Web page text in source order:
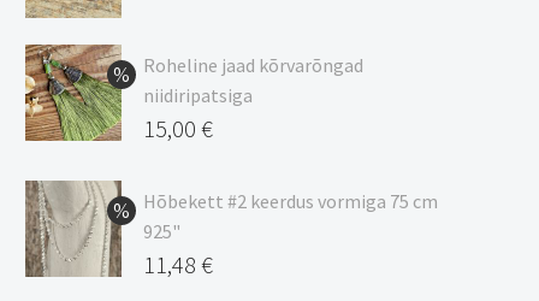
9,00 €
kuni
20,44 €
Roheline jaad kõrvarõngad
niidiripatsiga
Algne
oli:
17,00 €.
15,00 €
hind
on:
15,00 €.
Hõbekett #2 keerdus vormiga 75 cm
925"
Algne
11,48 €